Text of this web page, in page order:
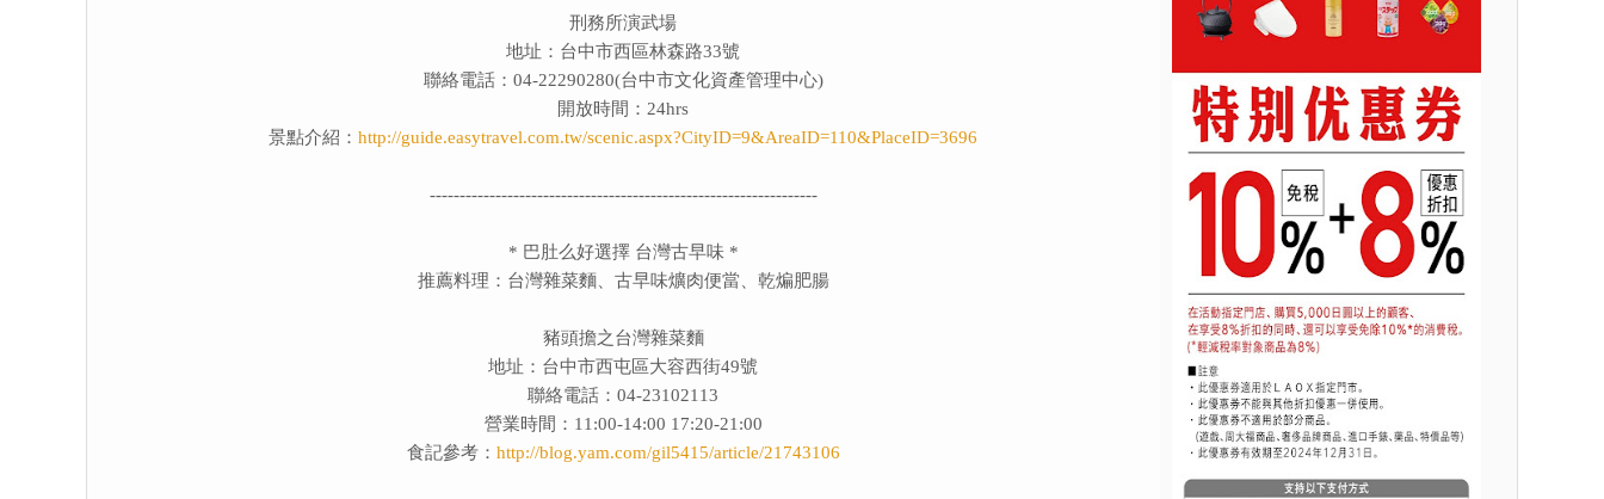
刑務所演武場
地址：台中市西區林森路33號
聯絡電話：04-22290280(台中市文化資產管理中心)
開放時間：24hrs
景點介紹：http://guide.easytravel.com.tw/scenic.aspx?CityID=9&AreaID=110&PlaceID=3696
-----------------------------------------------------------------
* 巴肚么好選擇 台灣古早味 *
推薦料理：台灣雜菜麵、古早味爌肉便當、乾煸肥腸
豬頭擔之台灣雜菜麵
地址：台中市西屯區大容西街49號
聯絡電話：04-23102113
營業時間：11:00-14:00 17:20-21:00
食記參考： http://blog.yam.com/gil5415/article/21743106